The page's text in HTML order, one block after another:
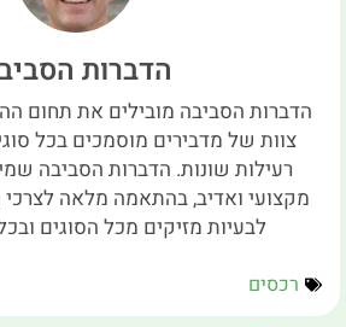
הדברות
הדברות הסביבה מובילים את תחום
צוות של מדבירים מוסמכים בכל
רעילות שונות. הדברות הסביבה
לבעיות מזיקים מכל הסוגים
רכסים